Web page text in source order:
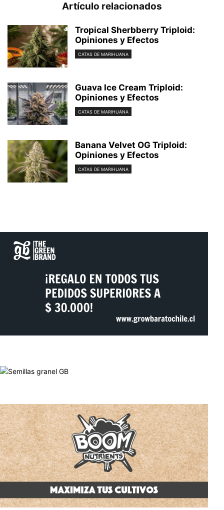
Artículo relacionados
Tropical Sherbberry Triploid:
Opiniones y Efectos
CATAS DE MARIHUANA
Guava Ice Cream Triploid:
Opiniones y Efectos
CATAS DE MARIHUANA
Banana Velvet OG Triploid:
Opiniones y Efectos
CATAS DE MARIHUANA